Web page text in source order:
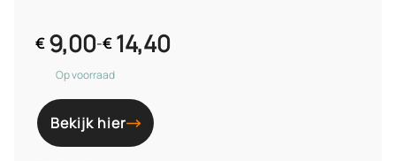
€9,00-€14,40
Op voorraad
Bekijk hier